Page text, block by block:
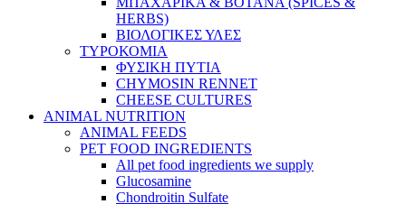
HERBS)
ΒΙΟΛΟΓΙΚΕΣ ΥΛΕΣ
ΤΥΡΟΚΟΜΙΑ
ΦΥΣΙΚΗ ΠΥΤΙΑ
CHYMOSIN RENNET
CHEESE CULTURES
ANIMAL NUTRITION
ANIMAL FEEDS
PET FOOD INGREDIENTS
All pet food ingredients we supply
Glucosamine
Chondroitin Sulfate